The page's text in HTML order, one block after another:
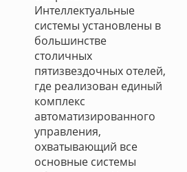
Интеллектуальные
системы установлены в
большинстве
столичных
пятизвездочных отелей,
где реализован единый
комплекс
автоматизированного
управления,
охватывающий все
основные системы